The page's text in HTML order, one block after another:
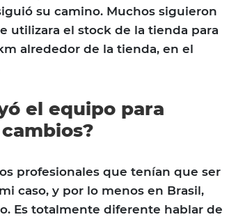
su camino. Muchos siguieron
utilizara el stock de la tienda para
alrededor de la tienda, en el
el equipo para
profesionales que tenían que ser
caso, y por lo menos en Brasil,
Es totalmente diferente hablar de